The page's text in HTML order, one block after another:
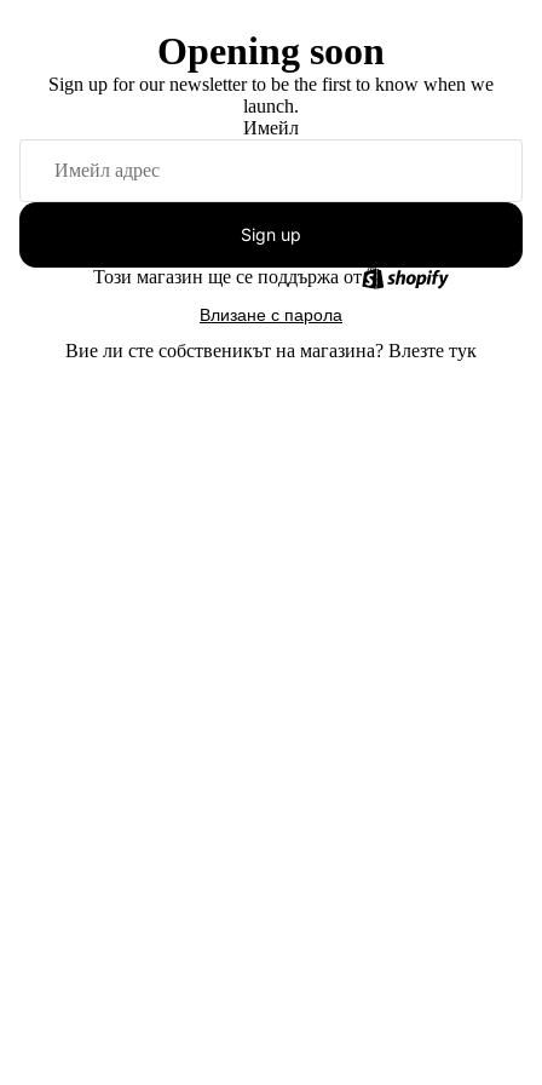
Opening soon
Sign up for our newsletter to be the first to know when we
launch.
Имейл
Sign up
Този магазин ще се поддържа от
Влизане с парола
Вие ли сте собственикът на магазина? Влезте тук